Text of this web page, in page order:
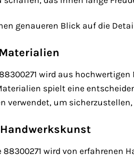
genaueren Blick auf die
88300271 wird aus
spielt eine
verwendet, um
88300271 wird von